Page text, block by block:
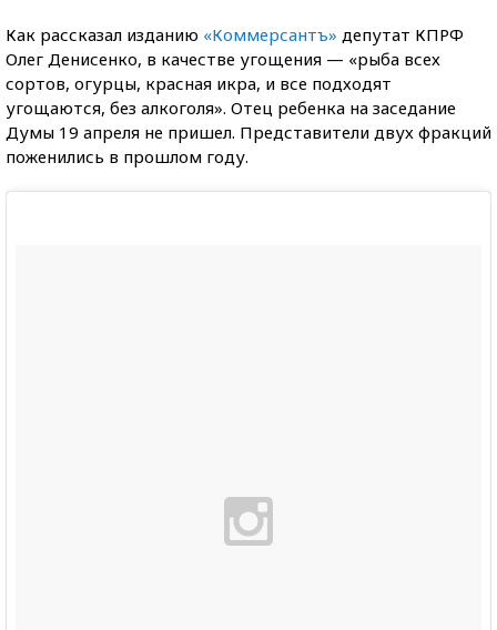
Как рассказал изданию «Коммерсантъ» депутат КПРФ
Олег Денисенко, в качестве угощения — «рыба всех
сортов, огурцы, красная икра, и все подходят
угощаются, без алкоголя». Отец ребенка на заседание
Думы 19 апреля не пришел. Представители двух фракций
поженились в прошлом году.